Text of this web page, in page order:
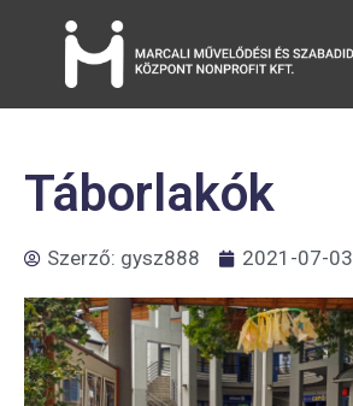
Táborlakók
Szerző: gysz888 2021-07-03